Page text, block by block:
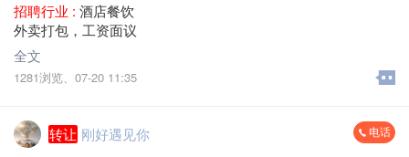
招聘行业 : 酒店餐饮
外卖打包，工资面议
全文
1281浏览、 07-20 11:35
转让 刚好遇见你 电话